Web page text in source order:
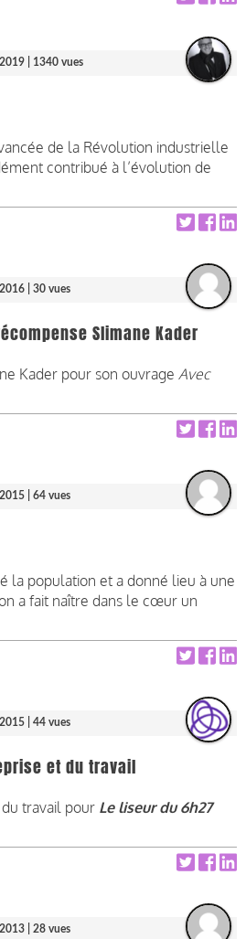
| 1340 vues
de la Révolution industrielle
contribué à l’évolution de
| 30 vues
Slimane Kader
Kader pour son ouvrage Avec
| 64 vues
la population et a donné lieu à une
a fait naître dans le cœur un
| 44 vues
et du travail
travail pour Le liseur du 6h27
| 28 vues